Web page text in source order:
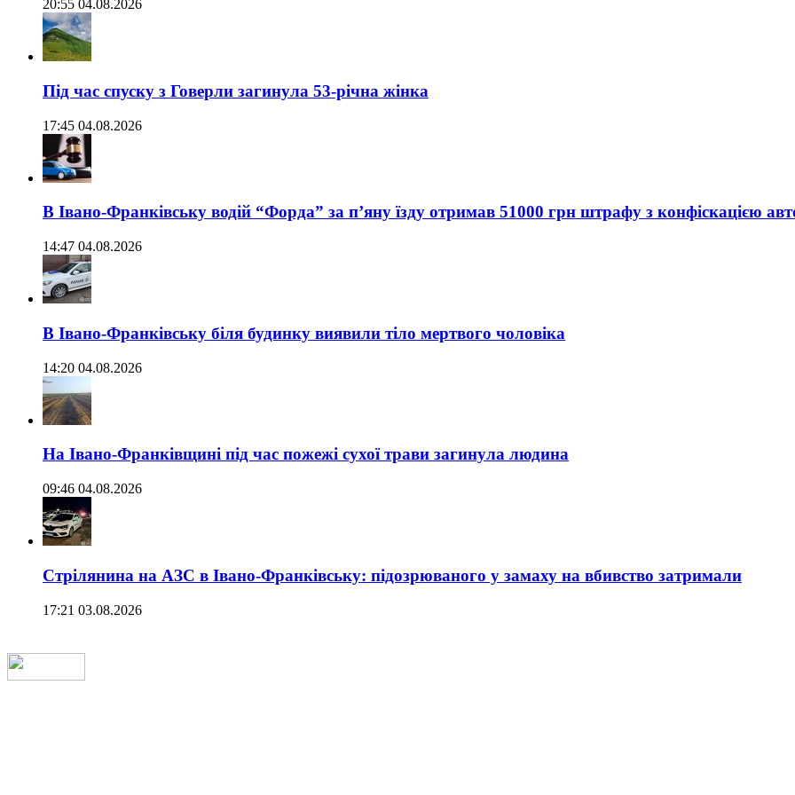
20:55 04.08.2026
Під час спуску з Говерли загинула 53-річна жінка
17:45 04.08.2026
В Івано-Франківську водій “Форда” за п’яну їзду отримав 51000 грн штрафу з конфіскацією
14:47 04.08.2026
В Івано-Франківську біля будинку виявили тіло мертвого чоловіка
14:20 04.08.2026
На Івано-Франківщині під час пожежі сухої трави загинула людина
09:46 04.08.2026
Стрілянина на АЗС в Івано-Франківську: підозрюваного у замаху на вбивство затримали
17:21 03.08.2026